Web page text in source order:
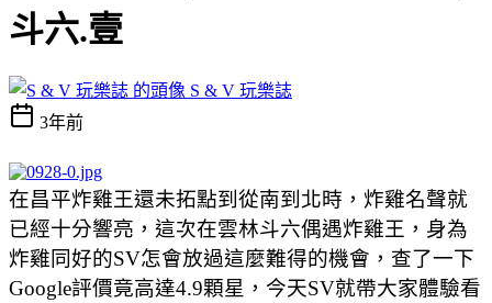
斗六.壹
S & V 玩樂誌
3年前
在昌平炸雞王還未拓點到從南到北時，炸雞名聲就
已經十分響亮，這次在雲林斗六偶遇炸雞王，身為
炸雞同好的SV怎會放過這麼難得的機會，查了一下
Google評價竟高達4.9顆星，今天SV就帶大家體驗看